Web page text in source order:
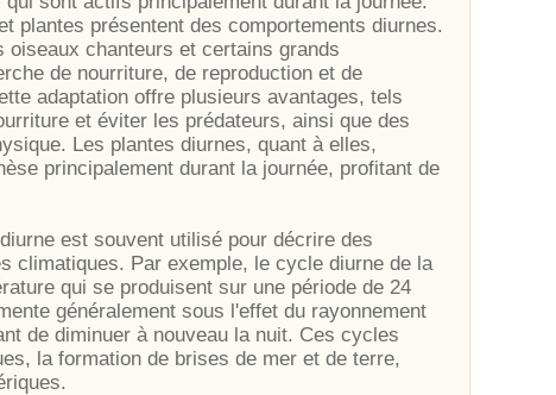
plantes présentent des comportements diurnes.
chanteurs et certains grands
de nourriture, de reproduction et de
adaptation offre plusieurs avantages, tels
et éviter les prédateurs, ainsi que des
Les plantes diurnes, quant à elles,
principalement durant la journée, profitant de
est souvent utilisé pour décrire des
climatiques. Par exemple, le cycle diurne de la
qui se produisent sur une période de 24
généralement sous l'effet du rayonnement
de diminuer à nouveau la nuit. Ces cycles
la formation de brises de mer et de terre,